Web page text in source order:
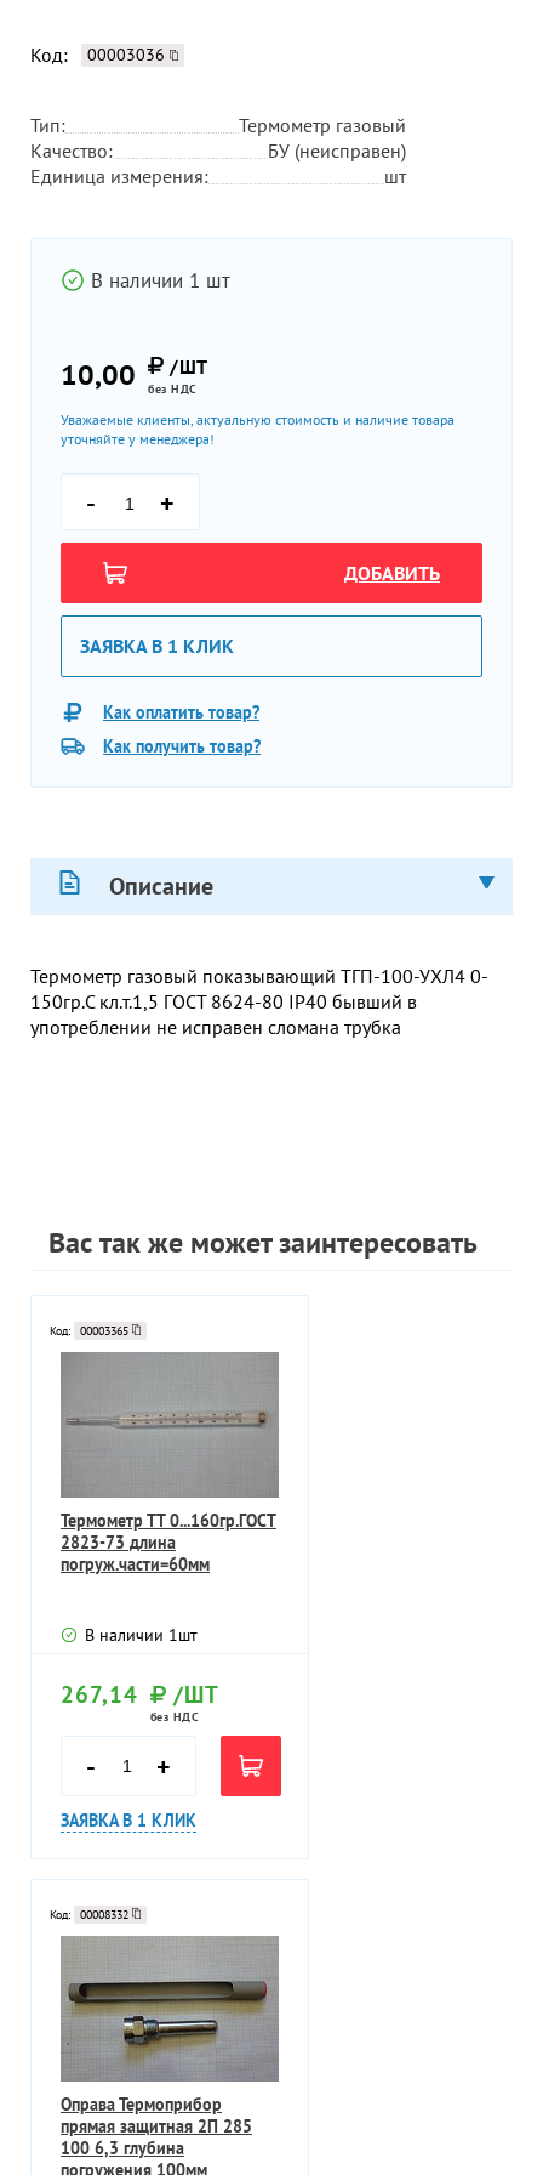
Код: 00003036
Тип:
Термометр газовый
Качество:
БУ (неисправен)
Единица измерения:
шт
В наличии 1 шт
10,00 /ШТ
без НДС
Уважаемые клиенты, актуальную стоимость и наличие товара
уточняйте у менеджера!
- +
ДОБАВИТЬ
ЗАЯВКА В 1 КЛИК
Как оплатить товар?
Как получить товар?
Описание
Термометр газовый показывающий ТГП-100-УХЛ4 0-
150гр.С кл.т.1,5 ГОСТ 8624-80 IP40 бывший в
употреблении не исправен сломана трубка
Вас так же может заинтересовать
Код: 00003365
Термометр ТТ 0...160гр.ГОСТ
2823-73 длина
погруж.части=60мм
В наличии 1шт
267,14 /ШТ
без НДС
- +
ЗАЯВКА В 1 КЛИК
Код: 00008332
Оправа Термоприбор
прямая защитная 2П 285
100 6,3 глубина
погружения 100мм